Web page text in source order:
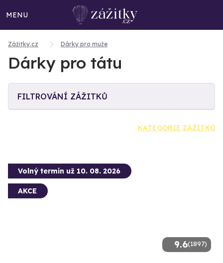
MENU
Zážitky.cz Dárky pro muže
Dárky pro tátu
FILTROVÁNÍ ZÁŽITKŮ
KATEGORIE ZÁŽITKŮ
9.6(1897)
Volný termín už 10. 08. 2026
AKCE